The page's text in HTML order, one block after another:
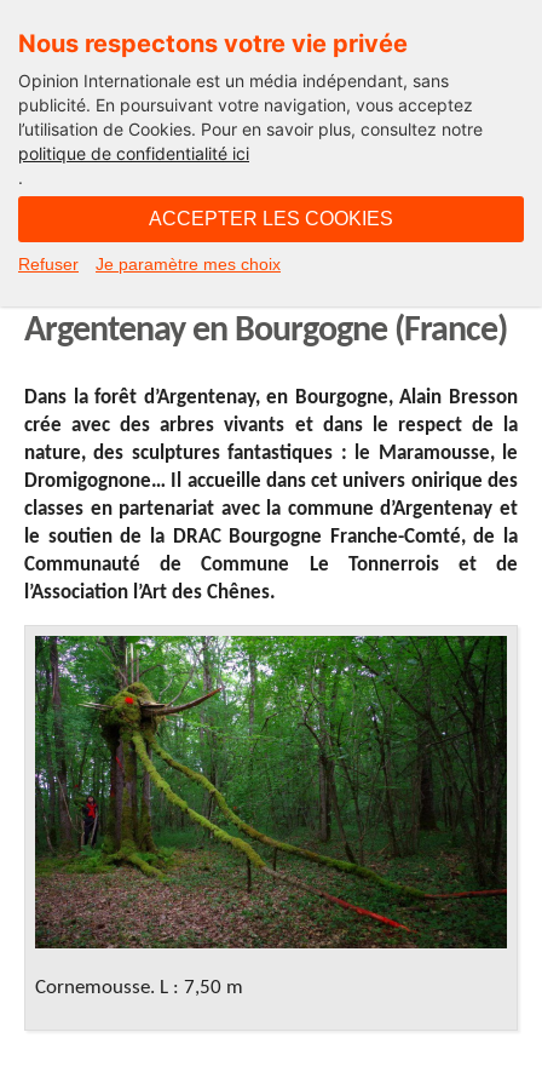
Nous respectons votre vie privée
Opinion Internationale est un média indépendant, sans
publicité. En poursuivant votre navigation, vous acceptez
l’utilisation de Cookies. Pour en savoir plus, consultez notre
politique de confidentialité ici
.
ACCEPTER LES COOKIES
Refuser Je paramètre mes choix
À nos enfants !
Bienvenue au pays des géants verts
Argentenay en Bourgogne (France)
Dans la forêt d’Argentenay, en Bourgogne, Alain Bresson
crée avec des arbres vivants et dans le respect de la
nature, des sculptures fantastiques : le Maramousse, le
Dromigognone… Il accueille dans cet univers onirique des
classes en partenariat avec la commune d’Argentenay et
le soutien de la DRAC Bourgogne Franche-Comté, de la
Communauté de Commune Le Tonnerrois et de
l’Association l’Art des Chênes.
Cornemousse. L : 7,50 m